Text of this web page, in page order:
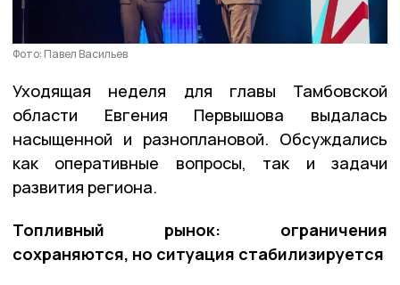
Фото: Павел Васильев
Уходящая неделя для главы Тамбовской
области Евгения Первышова выдалась
насыщенной и разноплановой. Обсуждались
как оперативные вопросы, так и задачи
развития региона.
Топливный рынок: ограничения
сохраняются, но ситуация стабилизируется